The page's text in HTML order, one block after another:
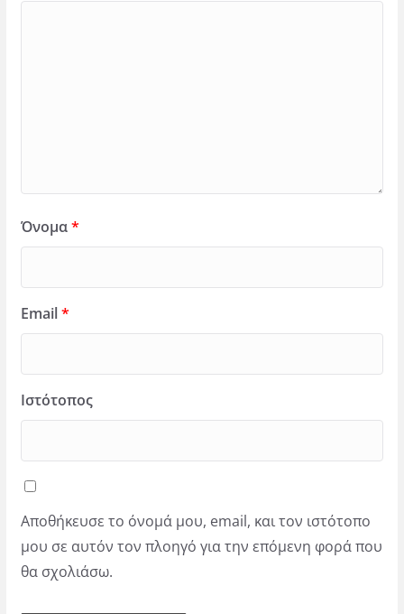
Όνομα*
Email*
Ιστότοπος
Αποθήκευσε το όνομά μου, email, και τον ιστότοπο
μου σε αυτόν τον πλοηγό για την επόμενη φορά που
θα σχολιάσω.